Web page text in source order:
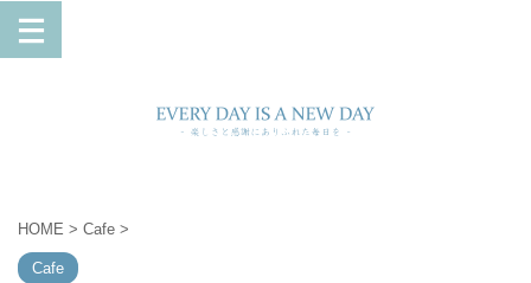
HOME > Cafe >
Cafe